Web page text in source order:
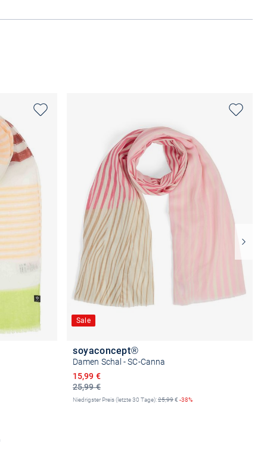
Sale
soyaconcept®
Damen Schal - SC-Canna
25,99 €
Ermäßigter Preis
15,99 €
Niedrigster Preis (letzte 30 Tage):25,99€ -38%